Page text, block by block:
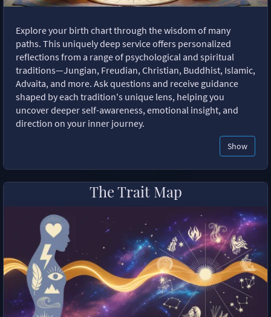
Explore your birth chart through the wisdom of many
paths. This uniquely deep service offers personalized
reflections from a range of psychological and spiritual
traditions—Jungian, Freudian, Christian, Buddhist, Islamic,
Advaita, and more. Ask questions and receive guidance
shaped by each tradition's unique lens, helping you
uncover deeper self-awareness, emotional insight, and
direction on your inner journey.
Show
The Trait Map